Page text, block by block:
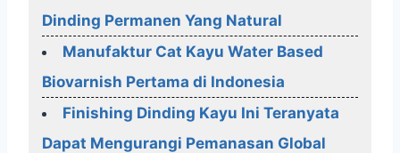
Dinding Permanen Yang Natural
Manufaktur Cat Kayu Water Based
Biovarnish Pertama di Indonesia
Finishing Dinding Kayu Ini Teranyata
Dapat Mengurangi Pemanasan Global